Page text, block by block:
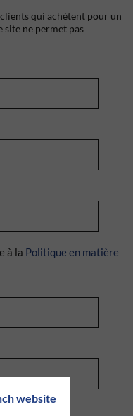
website
qui achètent pour un
ne permet pas
à la Politique en matière